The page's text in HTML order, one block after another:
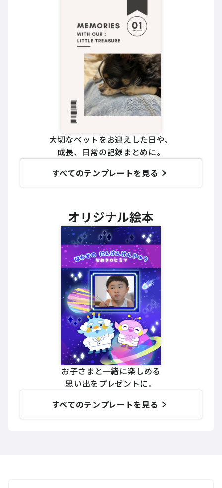
大切なペットをお迎えした日や、
成長、日常の記録まとめに。
すべてのテンプレートを見る
オリジナル絵本
お子さまと一緒に楽しめる
思い出をプレゼントに。
すべてのテンプレートを見る